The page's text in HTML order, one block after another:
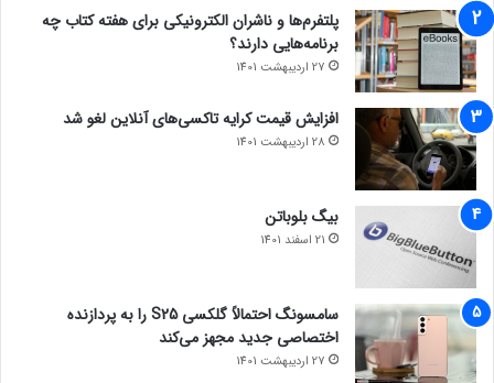
پلتفرم‌ها و ناشران الکترونیکی برای هفته کتاب چه
برنامه‌هایی دارند؟
27 اردیبهشت 1401
افزایش قیمت کرایه تاکسی‌های آنلاین لغو شد
28 اردیبهشت 1401
بیگ بلوباتن
21 اسفند 1401
سامسونگ احتمالاً گلکسی S25 را به پردازنده
اختصاصی جدید مجهز می‌کند
27 اردیبهشت 1401